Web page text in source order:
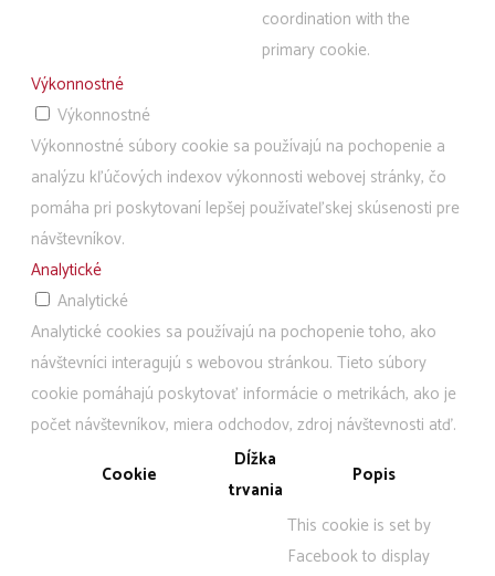
coordination with the
primary cookie.
Výkonnostné
Výkonnostné
Výkonnostné súbory cookie sa používajú na pochopenie a
analýzu kľúčových indexov výkonnosti webovej stránky, čo
pomáha pri poskytovaní lepšej používateľskej skúsenosti pre
návštevníkov.
Analytické
Analytické
Analytické cookies sa používajú na pochopenie toho, ako
návštevníci interagujú s webovou stránkou. Tieto súbory
cookie pomáhajú poskytovať informácie o metrikách, ako je
počet návštevníkov, miera odchodov, zdroj návštevnosti atď.
Cookie
Dĺžka
trvania
Popis
This cookie is set by
Facebook to display